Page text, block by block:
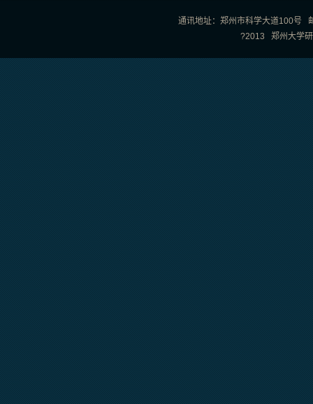
通讯地址：郑州市科学大道100
?2013 郑州大学